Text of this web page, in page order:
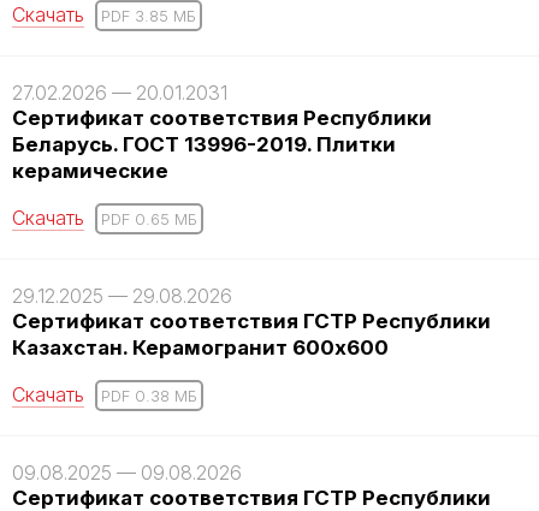
Скачать
PDF 3.85 MБ
27.02.2026 — 20.01.2031
Сертификат соответствия Республики
Беларусь. ГОСТ 13996-2019. Плитки
керамические
Скачать
PDF 0.65 MБ
29.12.2025 — 29.08.2026
Сертификат соответствия ГСТР Республики
Казахстан. Керамогранит 600x600
Скачать
PDF 0.38 MБ
09.08.2025 — 09.08.2026
Сертификат соответствия ГСТР Республики